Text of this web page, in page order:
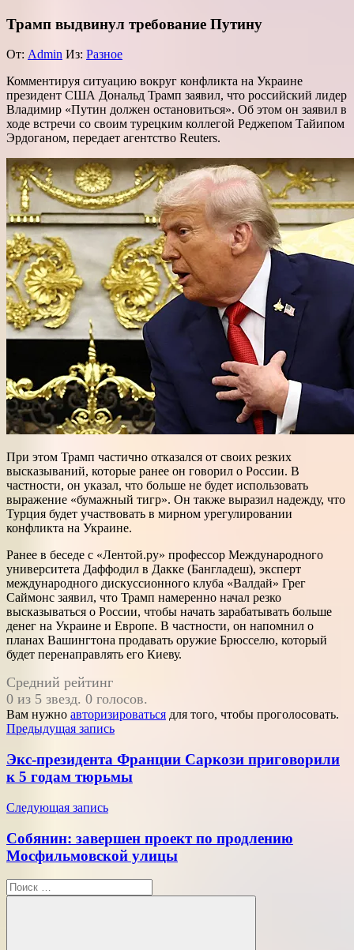
Трамп выдвинул требование Путину
От: Admin Из: Разное
Комментируя ситуацию вокруг конфликта на Украине
президент США Дональд Трамп заявил, что российский лидер
Владимир «Путин должен остановиться». Об этом он заявил в
ходе встречи со своим турецким коллегой Реджепом Тайипом
Эрдоганом, передает агентство Reuters.
При этом Трамп частично отказался от своих резких
высказываний, которые ранее он говорил о России. В
частности, он указал, что больше не будет использовать
выражение «бумажный тигр». Он также выразил надежду, что
Турция будет участвовать в мирном урегулировании
конфликта на Украине.
Ранее в беседе с «Лентой.ру» профессор Международного
университета Даффодил в Дакке (Бангладеш), эксперт
международного дискуссионного клуба «Валдай» Грег
Саймонс заявил, что Трамп намеренно начал резко
высказываться о России, чтобы начать зарабатывать больше
денег на Украине и Европе. В частности, он напомнил о
планах Вашингтона продавать оружие Брюсселю, который
будет перенаправлять его Киеву.
Средний рейтинг
0 из 5 звезд. 0 голосов.
Вам нужно авторизироваться для того, чтобы проголосовать.
Навигация
по
записям
Предыдущая запись
Экс-президента Франции Саркози приговорили
к 5 годам тюрьмы
Следующая запись
Собянин: завершен проект по продлению
Мосфильмовской улицы
Поиск
для: